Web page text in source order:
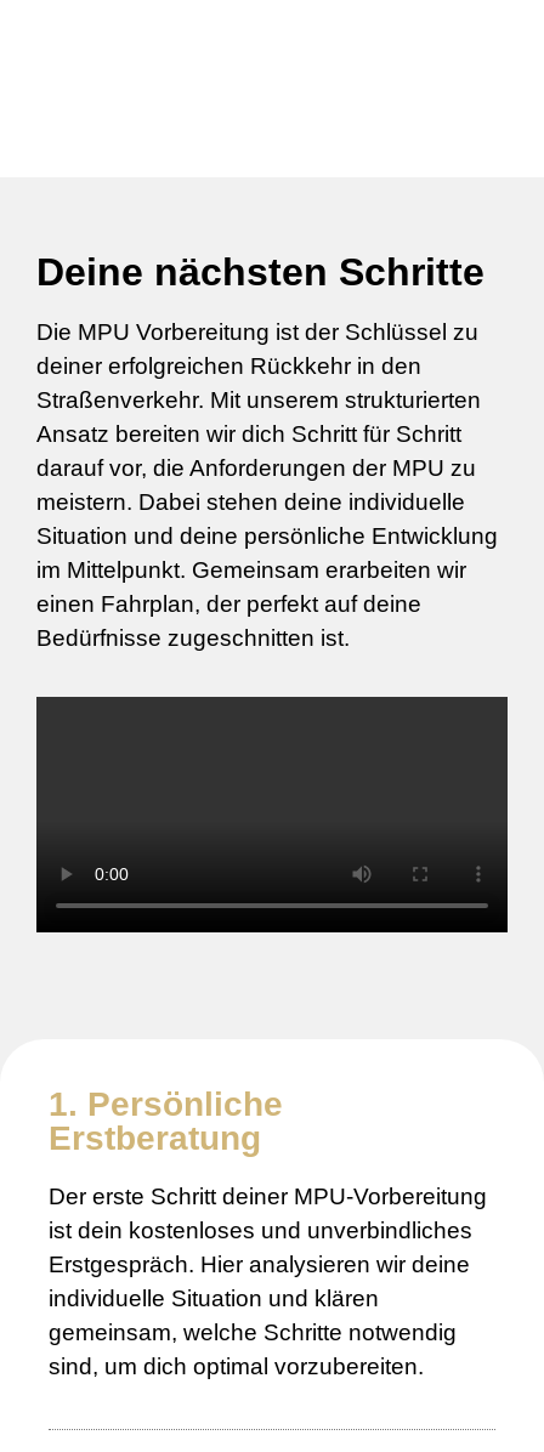
Deine nächsten Schritte
Die MPU Vorbereitung ist der Schlüssel zu
deiner erfolgreichen Rückkehr in den
Straßenverkehr. Mit unserem strukturierten
Ansatz bereiten wir dich Schritt für Schritt
darauf vor, die Anforderungen der MPU zu
meistern. Dabei stehen deine individuelle
Situation und deine persönliche Entwicklung
im Mittelpunkt. Gemeinsam erarbeiten wir
einen Fahrplan, der perfekt auf deine
Bedürfnisse zugeschnitten ist.
1. Persönliche
Erstberatung
Der erste Schritt deiner MPU-Vorbereitung
ist dein kostenloses und unverbindliches
Erstgespräch. Hier analysieren wir deine
individuelle Situation und klären
gemeinsam, welche Schritte notwendig
sind, um dich optimal vorzubereiten.